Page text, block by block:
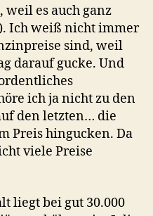
es auch ganz
Ich weiß nicht immer
sind, weil
darauf gucke. Und
ich ja nicht zu den
den letzten… die
Preis hingucken. Da
viele Preise
liegt bei gut 30.000